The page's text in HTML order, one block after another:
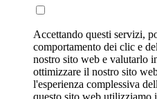
Accettando questi servizi,
comportamento dei clic e
nostro sito web e valutarlo
ottimizzare il nostro sito
l'esperienza complessiva
questo sito web utilizziamo